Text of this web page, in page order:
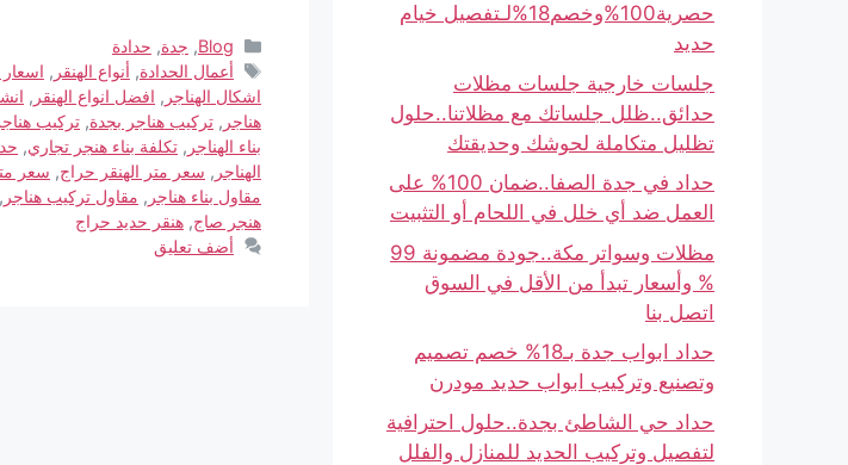
Blog
, جدة, حدادة
أعمال الحدادة, أنواع الهنقر , اسعار
اشكال الهناجر , افضل انواع الهنقر ,
هناجر , تركيب هناجر بجدة, تركيب
بناء الهناجر , تكلفة بناء هنجر تجاري,
الهناجر , سعر متر الهنقر حراج, سعر
مقاول بناء هناجر , مقاول تركيب هناجر ,
هنجر صاج, هنقر حديد حراج
أضف تعليق
حصرية100%وخصم18%لـتفصيل خيام
حديد
جلسات خارجية جلسات مظلات
حدائق..ظلل جلساتك مع مظلاتنا..حلول
تظليل متكاملة لحوشك وحديقتك
حداد في جدة الصفا..ضمان 100% على
العمل ضد أي خلل في اللحام أو التثبيت
مظلات وسواتر مكة..جودة مضمونة 99
% وأسعار تبدأ من الأقل في السوق
اتصل بنا
حداد ابواب جدة بـ18% خصم تصميم
وتصنيع وتركيب ابواب حديد مودرن
حداد حي الشاطئ بجدة..حلول احترافية
لتفصيل وتركيب الحديد للمنازل والفلل